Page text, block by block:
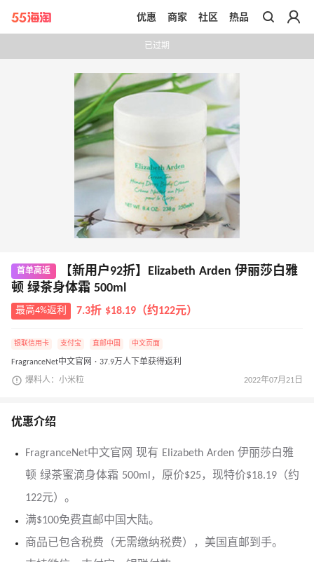
带你去官网买正品
优惠 商家 社区 热品
已过期
首单高返
【新用户92折】Elizabeth Arden 伊丽莎白雅
顿 绿茶身体霜 500ml
最高4%返利 7.3折 $18.19（约122元）
银联信用卡 支付宝 直邮中国 中文页面
FragranceNet中文官网 · 37.9万人下单获得返利
爆料人：小米粒 2022年07月21日
优惠介绍
FragranceNet中文官网 现有 Elizabeth Arden 伊丽莎白雅
顿 绿茶蜜滴身体霜 500ml，原价$25，现特价$18.19（约
122元）。
满$100免费直邮中国大陆。
商品已包含税费（无需缴纳税费），美国直邮到手。